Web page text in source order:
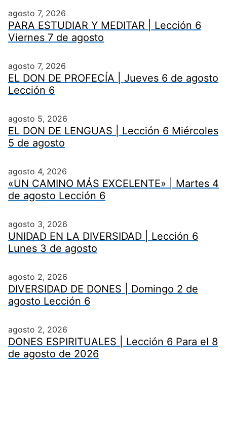
agosto 7, 2026
PARA ESTUDIAR Y MEDITAR | Lección 6
Viernes 7 de agosto
agosto 7, 2026
EL DON DE PROFECÍA | Jueves 6 de agosto
Lección 6
agosto 5, 2026
EL DON DE LENGUAS | Lección 6 Miércoles
5 de agosto
agosto 4, 2026
«UN CAMINO MÁS EXCELENTE» | Martes 4
de agosto Lección 6
agosto 3, 2026
UNIDAD EN LA DIVERSIDAD | Lección 6
Lunes 3 de agosto
agosto 2, 2026
DIVERSIDAD DE DONES | Domingo 2 de
agosto Lección 6
agosto 2, 2026
DONES ESPIRITUALES | Lección 6 Para el 8
de agosto de 2026